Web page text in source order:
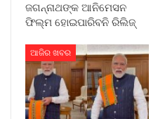
ଜଗନ୍ନାଥଙ୍କ ଆନିମେସନ
ଫିଲ୍ମ ହୋଇପାରିବନି ରିଲିଜ୍
ଆଜିର ଖବର